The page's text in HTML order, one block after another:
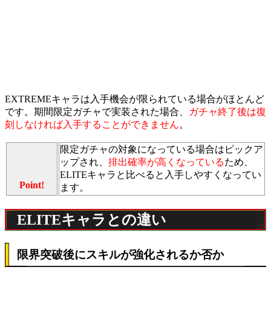
EXTREMEキャラは入手機会が限られている場合がほとんど
です。期間限定ガチャで実装された場合、
ガチャ終了後は復
刻しなければ入手することができません。
Point!
限定ガチャの対象になっている場合はピックア
ップされ、 排出確率が高くなっているため、
ELITEキャラと比べると入手しやすくなってい
ます。
ELITEキャラとの違い
限界突破後にスキルが強化されるか否か